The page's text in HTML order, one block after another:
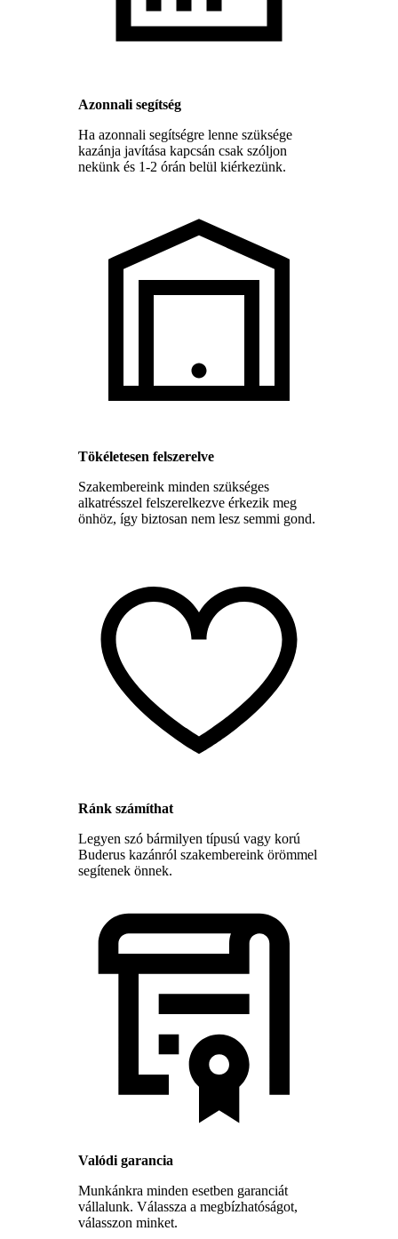
Azonnali segítség
Ha azonnali segítségre lenne szüksége
kazánja javítása kapcsán csak szóljon
nekünk és 1-2 órán belül kiérkezünk.
Tökéletesen felszerelve
Szakembereink minden szükséges
alkatrésszel felszerelkezve érkezik meg
önhöz, így biztosan nem lesz semmi gond.
Ránk számíthat
Legyen szó bármilyen típusú vagy korú
Buderus kazánról szakembereink örömmel
segítenek önnek.
Valódi garancia
Munkánkra minden esetben garanciát
vállalunk. Válassza a megbízhatóságot,
válasszon minket.